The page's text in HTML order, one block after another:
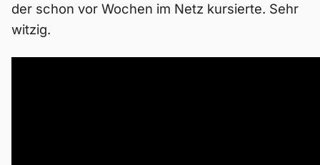
der schon vor Wochen im Netz kursierte. Sehr
witzig.